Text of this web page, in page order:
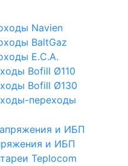
Navien
BaltGaz
E.C.A.
Bofill Ø110
Bofill Ø130
переходы
и ИБП
Teplocom